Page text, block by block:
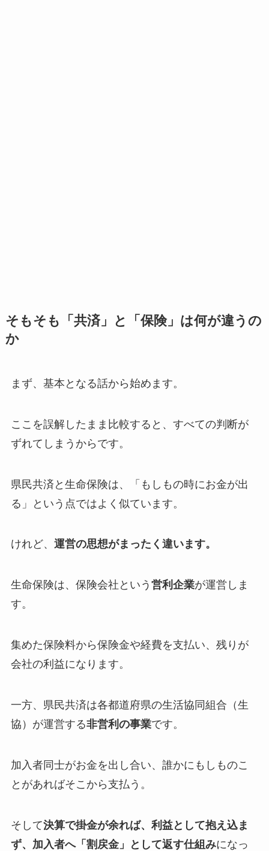
そもそも「共済」と「保険」は何が違うの
か
まず、基本となる話から始めます。
ここを誤解したまま比較すると、すべての判断が
ずれてしまうからです。
県民共済と生命保険は、「もしもの時にお金が出
る」という点ではよく似ています。
けれど、 運営の思想がまったく違います。
生命保険は、保険会社という 営利企業が運営しま
す。
集めた保険料から保険金や経費を支払い、残りが
会社の利益になります。
一方、県民共済は各都道府県の生活協同組合（生
協）が運営する非営利の事業です。
加入者同士がお金を出し合い、誰かにもしものこ
とがあればそこから支払う。
そして決算で掛金が余れば、利益として抱え込ま
ず、加入者へ「割戻金」として返す仕組みになっ